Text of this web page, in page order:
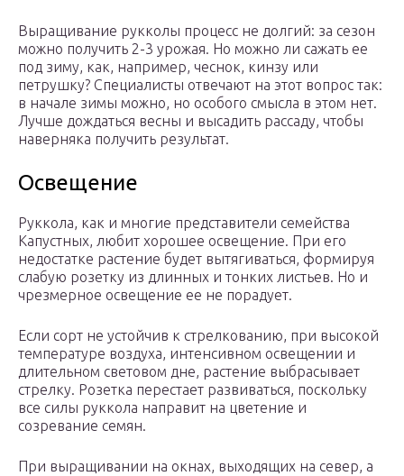
Выращивание рукколы процесс не долгий: за сезон
можно получить 2-3 урожая. Но можно ли сажать ее
под зиму, как, например, чеснок, кинзу или
петрушку? Специалисты отвечают на этот вопрос так:
в начале зимы можно, но особого смысла в этом нет.
Лучше дождаться весны и высадить рассаду, чтобы
наверняка получить результат.
Освещение
Руккола, как и многие представители семейства
Капустных, любит хорошее освещение. При его
недостатке растение будет вытягиваться, формируя
слабую розетку из длинных и тонких листьев. Но и
чрезмерное освещение ее не порадует.
Если сорт не устойчив к стрелкованию, при высокой
температуре воздуха, интенсивном освещении и
длительном световом дне, растение выбрасывает
стрелку. Розетка перестает развиваться, поскольку
все силы руккола направит на цветение и
созревание семян.
При выращивании на окнах, выходящих на север, а